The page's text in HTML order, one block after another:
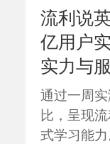
流利说
亿用户
实力与
通过一周
比，呈现
式学习能